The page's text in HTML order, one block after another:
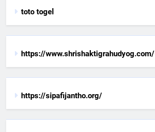
toto togel
https://www.shrishaktigrahudyog.com/
https://sipafijantho.org/